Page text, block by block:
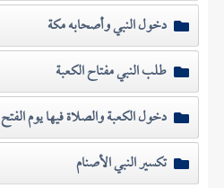
دخول النبي وأصحابه مكة
طلب النبي مفتاح الكعبة
دخول الكعبة والصلاة فيها يوم الفتح
تكسير النبي الأصنام